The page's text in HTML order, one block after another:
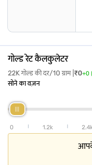
गोल्ड रेट कैलकुलेटर
22K गोल्ड की दर/10 ग्राम | ₹0+0
सोने का वज़न
0 1.2k